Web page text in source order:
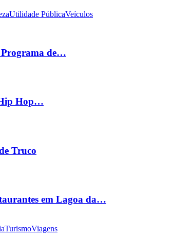
Utilidade PúblicaVeículos
Programa de…
Hop…
Truco
em Lagoa da…
TurismoViagens